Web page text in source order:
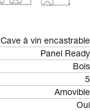
Cave à vin encastrable
Panel Ready
Bois
5
Amovible
Oui